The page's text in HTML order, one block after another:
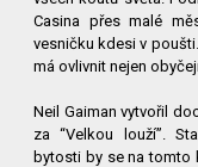
Casina přes malé
vesničku kdesi v
má ovlivnit nejen
Neil Gaiman vytvořil
za “Velkou louží”.
bytosti by se na tomto